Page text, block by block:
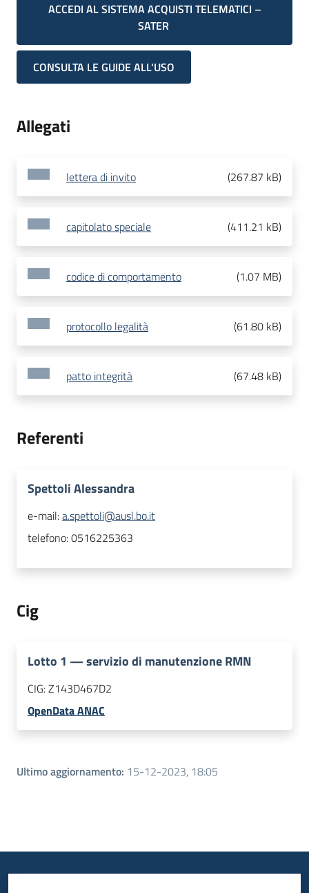
ACCEDI AL SISTEMA ACQUISTI TELEMATICI –
SATER
CONSULTA LE GUIDE ALL'USO
Allegati
lettera di invito (267.87 kB)
capitolato speciale (411.21 kB)
codice di comportamento (1.07 MB)
protocollo legalità (61.80 kB)
patto integrità (67.48 kB)
Referenti
Spettoli Alessandra
e-mail:a.spettoli@ausl.bo.it
telefono:0516225363
Cig
Lotto 1 —servizio di manutenzione RMN
CIG:Z143D467D2
OpenData ANAC
Ultimo aggiornamento: 15-12-2023, 18:05